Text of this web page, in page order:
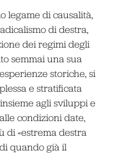
legame di causalità,
di destra,
dei regimi degli
semmai una sua
storiche, si
e stratificata
agli sviluppi e
condizioni date,
di «estrema destra
quando già il